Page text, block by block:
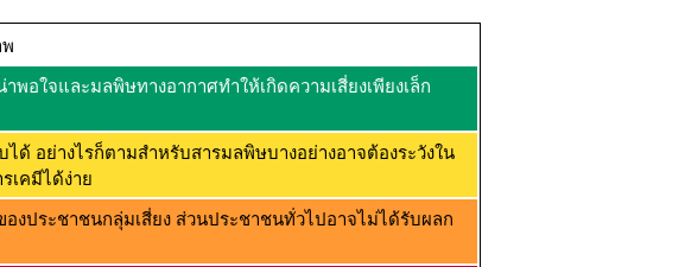
อใจและมลพิษทางอากาศทำให้เกิดความเสี่ยงเพียงเล็ก
ด้ อย่างไรก็ตามสำหรับสารมลพิษบางอย่างอาจต้องระวังใน
เคมีได้ง่าย
งประชาชนกลุ่มเสี่ยง ส่วนประชาชนทั่วไปอาจไม่ได้รับผลก